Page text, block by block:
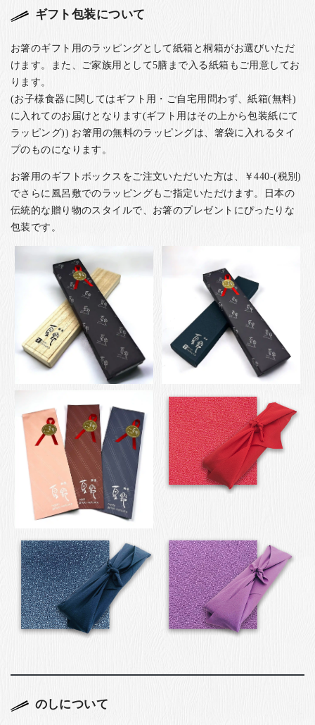
ギフト包装について
お箸のギフト用のラッピングとして紙箱と桐箱がお選びいただ
けます。また、ご家族用として5膳まで入る紙箱もご用意してお
ります。
(お子様食器に関してはギフト用・ご自宅用問わず、紙箱(無料)
に入れてのお届けとなります(ギフト用はその上から包装紙にて
ラッピング)) お箸用の無料のラッピングは、箸袋に入れるタイ
プのものになります。
お箸用のギフトボックスをご注文いただいた方は、￥440-(税別)
でさらに風呂敷でのラッピングもご指定いただけます。日本の
伝統的な贈り物のスタイルで、お箸のプレゼントにぴったりな
包装です。
のしについて